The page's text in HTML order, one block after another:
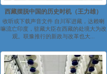
西藏摆脱中国的历史时机（王力雄）
收听或下载声音文件 自川军进藏，达赖喇
嘛流亡印度，驻藏大臣在西藏的处境大为改
观。联豫推行的新政与改革也大...